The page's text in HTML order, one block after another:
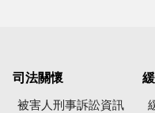
司法關懷
被害人刑事訴訟資訊